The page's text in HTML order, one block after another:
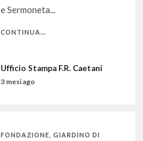
e Sermoneta...
CONTINUA...
Ufficio Stampa F.R. Caetani
3 mesi ago
FONDAZIONE ,GIARDINO DI